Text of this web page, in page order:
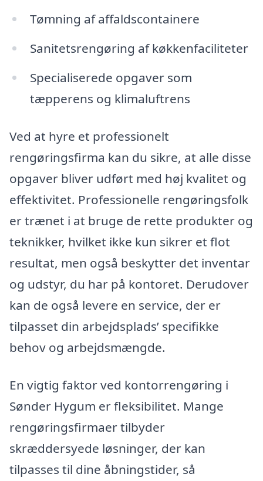
Tømning af affaldscontainere
Sanitetsrengøring af køkkenfaciliteter
Specialiserede opgaver som
tæpperens og klimaluftrens
Ved at hyre et professionelt
rengøringsfirma kan du sikre, at alle disse
opgaver bliver udført med høj kvalitet og
effektivitet. Professionelle rengøringsfolk
er trænet i at bruge de rette produkter og
teknikker, hvilket ikke kun sikrer et flot
resultat, men også beskytter det inventar
og udstyr, du har på kontoret. Derudover
kan de også levere en service, der er
tilpasset din arbejdsplads’ specifikke
behov og arbejdsmængde.
En vigtig faktor ved kontorrengøring i
Sønder Hygum er fleksibilitet. Mange
rengøringsfirmaer tilbyder
skræddersyede løsninger, der kan
tilpasses til dine åbningstider, så